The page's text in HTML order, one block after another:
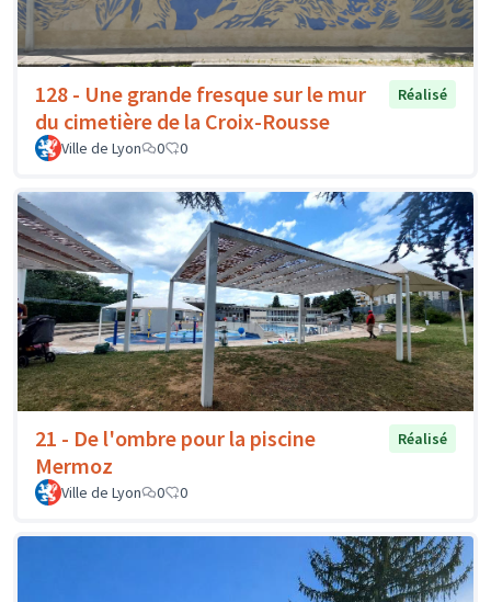
128 - Une grande fresque sur le mur
du cimetière de la Croix-Rousse
Réalisé
Ville de Lyon 0 0
21 - De l'ombre pour la piscine
Mermoz
Réalisé
Ville de Lyon 0 0